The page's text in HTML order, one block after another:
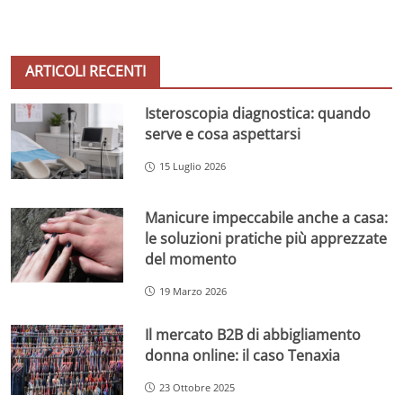
ARTICOLI RECENTI
Isteroscopia diagnostica: quando
serve e cosa aspettarsi
15 Luglio 2026
Manicure impeccabile anche a casa:
le soluzioni pratiche più apprezzate
del momento
19 Marzo 2026
Il mercato B2B di abbigliamento
donna online: il caso Tenaxia
23 Ottobre 2025